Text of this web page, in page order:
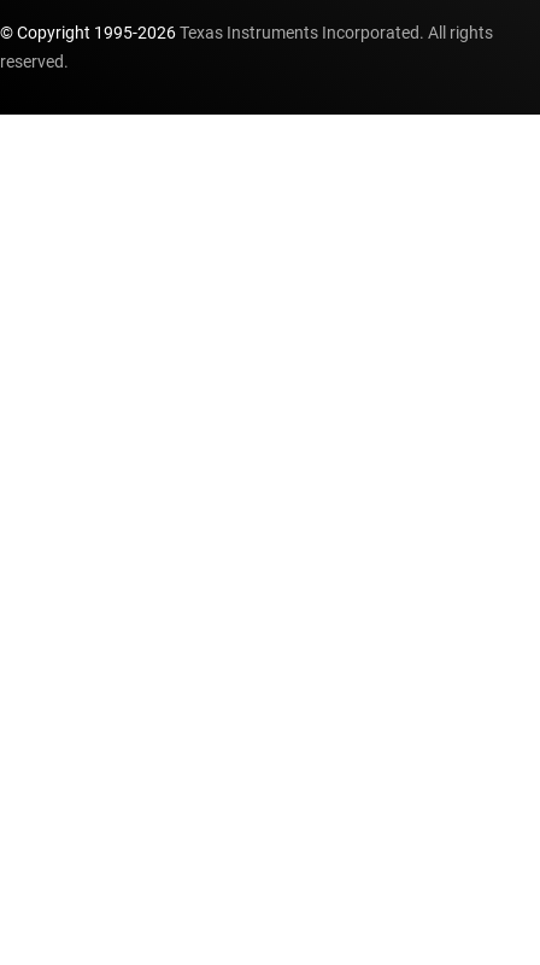
© Copyright 1995-2026Texas Instruments Incorporated. All rights
reserved.